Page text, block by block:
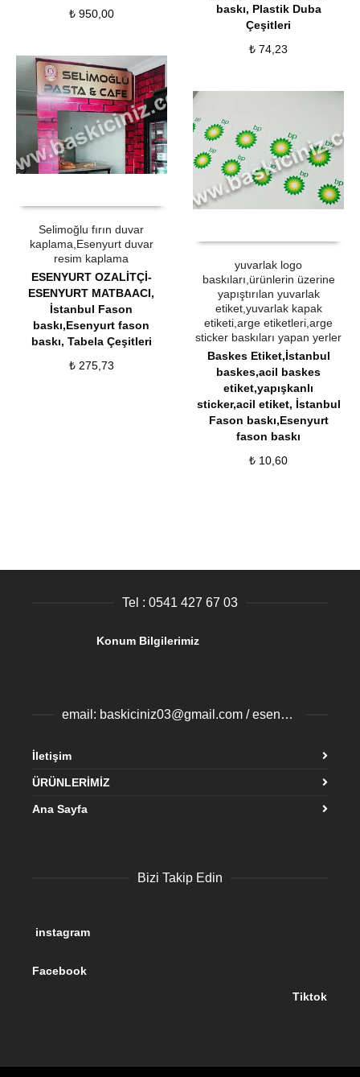
₺950,00
baskı, Plastik Duba
Çeşitleri
₺ 74,23
Selimoğlu fırın duvar
kaplama,Esenyurt duvar
resim kaplama
ESENYURT OZALİTÇİ-
ESENYURT MATBAACI,
İstanbul Fason
baskı,Esenyurt fason
baskı, Tabela Çeşitleri
₺275,73
yuvarlak logo
baskıları,ürünlerin üzerine
yapıştırılan yuvarlak
etiket,yuvarlak kapak
etiketi,arge etiketleri,arge
sticker baskıları yapan yerler
Baskes Etiket,İstanbul
baskes,acil baskes
etiket,yapışkanlı
sticker,acil etiket, İstanbul
Fason baskı,Esenyurt
fason baskı
₺ 10,60
Tel : 0541 427 67 03
Konum Bilgilerimiz
email: baskiciniz03@gmail.com / esenyurtbaski@gmail.com
İletişim
ÜRÜNLERİMİZ
Ana Sayfa
Bizi Takip Edin
instagram
Facebook
Tiktok